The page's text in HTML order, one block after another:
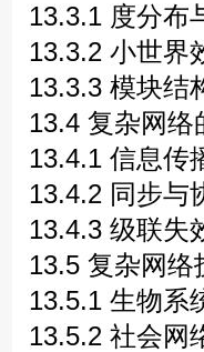
13.3.1 度分布
13.3.2 小世界
13.3.3 模块结
13.4 复杂网络
13.4.1 信息传
13.4.2 同步与
13.4.3 级联失
13.5 复杂网络
13.5.1 生物系
13.5.2 社会网